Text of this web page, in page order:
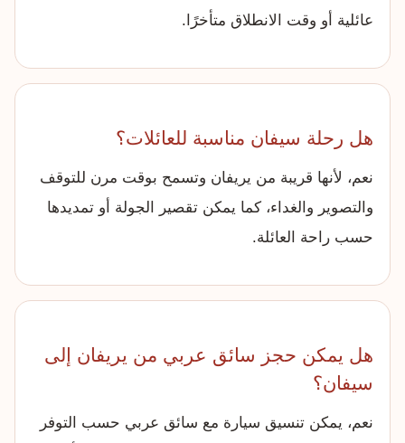
عائلية أو وقت الانطلاق متأخرًا.
هل رحلة سيفان مناسبة للعائلات؟
نعم، لأنها قريبة من يريفان وتسمح بوقت مرن للتوقف
والتصوير والغداء، كما يمكن تقصير الجولة أو تمديدها
حسب راحة العائلة.
هل يمكن حجز سائق عربي من يريفان إلى
سيفان؟
نعم، يمكن تنسيق سيارة مع سائق عربي حسب التوفر